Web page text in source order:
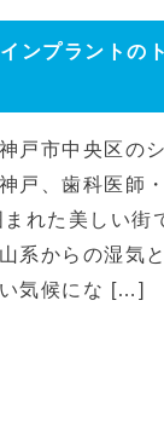
ンプラントの
戸市中央区の
戸、歯科医師
れた美しい街
系からの湿気
気候にな […]